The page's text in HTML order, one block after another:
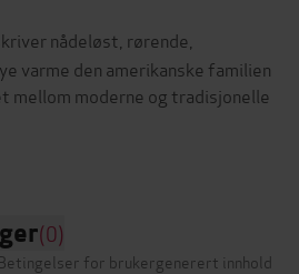
nådeløst, rørende,
varme den amerikanske familien
mellom moderne og tradisjonelle
(0)
for brukergenerert innhold